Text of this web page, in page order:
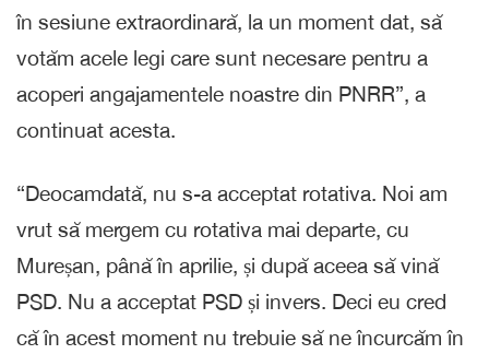
în sesiune extraordinară, la un moment dat, să
votăm acele legi care sunt necesare pentru a
acoperi angajamentele noastre din PNRR”, a
continuat acesta.
“Deocamdată, nu s-a acceptat rotativa. Noi am
vrut să mergem cu rotativa mai departe, cu
Mureșan, până în aprilie, și după aceea să vină
PSD. Nu a acceptat PSD și invers. Deci eu cred
că în acest moment nu trebuie să ne încurcăm în